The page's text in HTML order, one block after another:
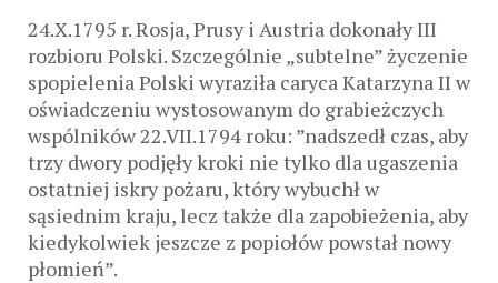
24.X.1795 r. Rosja, Prusy i Austria dokonały III
rozbioru Polski. Szczególnie „subtelne” życzenie
spopielenia Polski wyraziła caryca Katarzyna II w
oświadczeniu wystosowanym do grabieżczych
wspólników 22.VII.1794 roku: ”nadszedł czas, aby
trzy dwory podjęły kroki nie tylko dla ugaszenia
ostatniej iskry pożaru, który wybuchł w
sąsiednim kraju, lecz także dla zapobieżenia, aby
kiedykolwiek jeszcze z popiołów powstał nowy
płomień”.